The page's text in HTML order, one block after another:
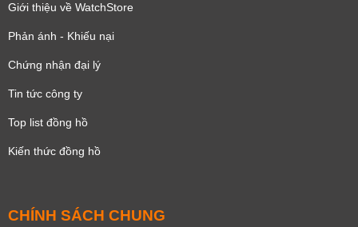
Giới thiệu về WatchStore
Phản ánh - Khiếu nại
Chứng nhận đại lý
Tin tức công ty
Top list đồng hồ
Kiến thức đồng hồ
CHÍNH SÁCH CHUNG